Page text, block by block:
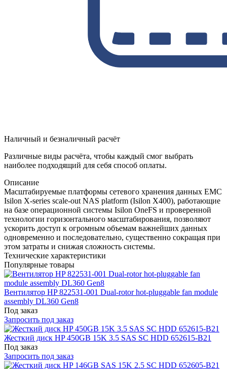
Наличный и безналичный расчёт
Различные виды расчёта, чтобы каждый смог выбрать
наиболее подходящий для себя способ оплаты.
Описание
Масштабируемые платформы сетевого хранения данных EMC
Isilon X-series scale-out NAS platform (Isilon X400), работающие
на базе операционной системы Isilon OneFS и проверенной
технологии горизонтального масштабирования, позволяют
ускорить доступ к огромным объемам важнейших данных
одновременно и последовательно, существенно сокращая при
этом затраты и снижая сложность системы.
Технические характеристики
Популярные товары
Вентилятор HP 822531-001 Dual-rotor hot-pluggable fan module
assembly DL360 Gen8
Под заказ
Запросить под заказ
Жесткий диск HP 450GB 15K 3.5 SAS SC HDD 652615-B21
Под заказ
Запросить под заказ